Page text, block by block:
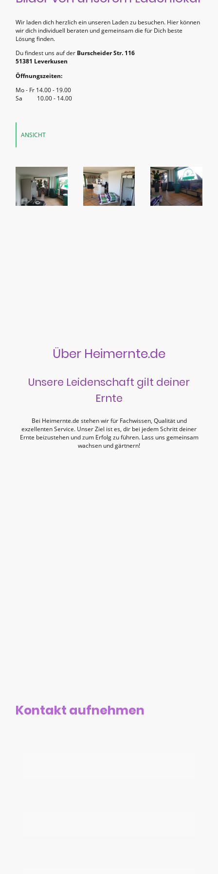
Wir laden dich herzlich ein unseren Laden zu besuchen. Hier können
wir dich individuell beraten und gemeinsam die für Dich beste
Lösung finden.
Du findest uns auf der Burscheider Str. 116
51381 Leverkusen
Öffnungszeiten:
Mo - Fr 14.00 - 19.00
Sa 10.00 - 14.00
ANSICHT
Über Heimernte.de
Unsere Leidenschaft gilt deiner
Ernte
Bei Heimernte.de stehen wir für Fachwissen, Qualität und
exzellenten Service. Unser Ziel ist es, dir bei jedem Schritt deiner
Ernte beizustehen und zum Erfolg zu führen. Lass uns gemeinsam
wachsen und gärtnern!
Kontakt aufnehmen